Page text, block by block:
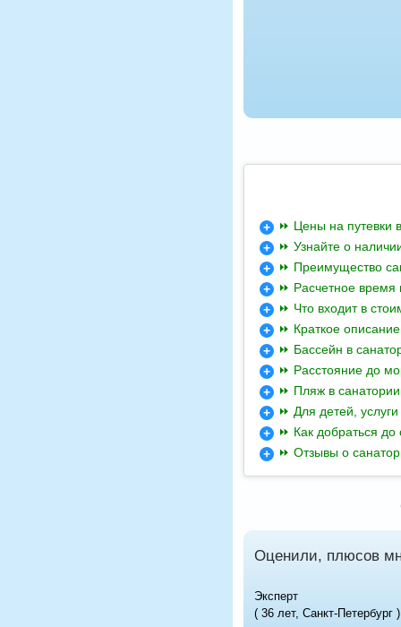
⏩ Цены на путевки
⏩ Узнайте о
⏩ Преимущество
⏩ Расчетное
⏩ Что входит в
⏩ Краткое
⏩ Бассейн в
⏩ Расстояние до
⏩ Пляж в
⏩ Для детей,
⏩ Как добраться до
⏩ Отзывы о
Оценили, плюсов
Эксперт
( 36 лет, Санкт-Петербург )